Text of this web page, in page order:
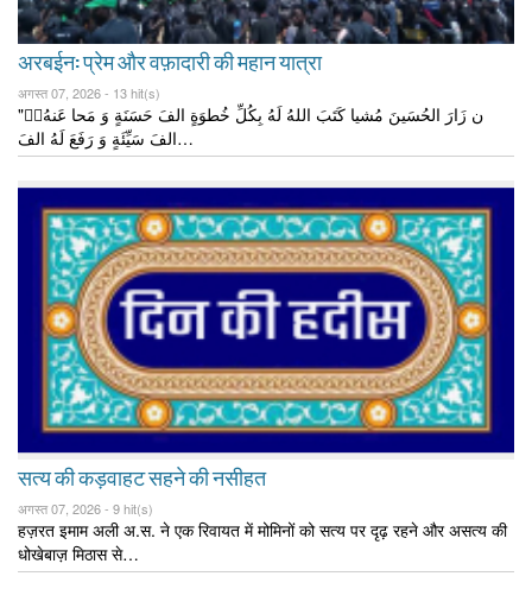
अरबईन: प्रेम और वफ़ादारी की महान यात्रा
अगस्त 07, 2026 - 13 hit(s)
"मَن زَارَ الحُسَینَ مُشیا کَتَبَ اللهُ لَهُ بِکُلِّ خُطوَةٍ الفَ حَسَنَةٍ وَ مَحا عَنهُ
الفَ سَیِّئَةٍ وَ رَفَعَ لَهُ الفَ…
सत्य की कड़वाहट सहने की नसीहत
अगस्त 07, 2026 - 9 hit(s)
हज़रत इमाम अली अ.स. ने एक रिवायत में मोमिनों को सत्य पर दृढ़ रहने और असत्य की
धोखेबाज़ मिठास से…